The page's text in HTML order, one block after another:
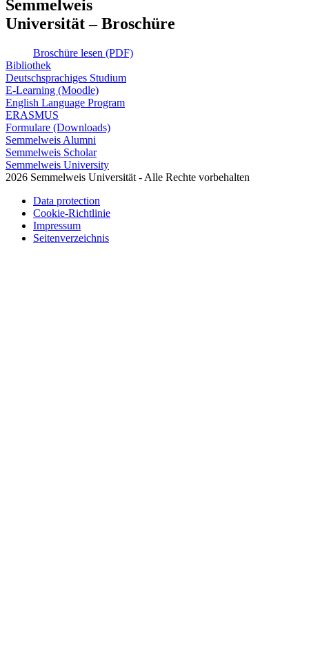
Semmelweis
Universität – Broschüre
Broschüre lesen (PDF)
Bibliothek
Deutschsprachiges Studium
E-Learning (Moodle)
English Language Program
ERASMUS
Formulare (Downloads)
Semmelweis Alumni
Semmelweis Scholar
Semmelweis University
2026 Semmelweis Universität - Alle Rechte vorbehalten
Data protection
Cookie-Richtlinie
Impressum
Seitenverzeichnis